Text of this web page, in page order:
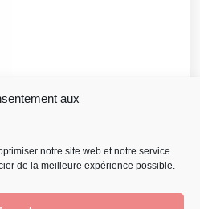
aux
notre site web et notre service.
de la meilleure expérience possible.